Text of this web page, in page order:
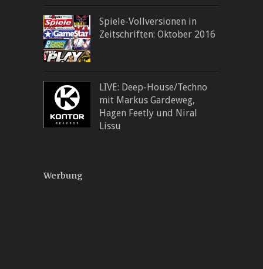
Spiele-Vollversionen in
Zeitschriften: Oktober 2016
LIVE: Deep-House/Techno
mit Markus Gardeweg,
Hagen Feetly und Niral
Lissu
Werbung